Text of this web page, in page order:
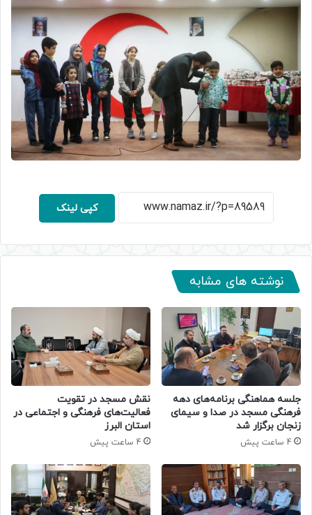
کپی لینک
نوشته های مشابه
جلسه هماهنگی برنامه‌های دهه
فرهنگی مسجد در صدا و سیمای
زنجان برگزار شد
4 ساعت پیش
نقش مسجد در تقویت
فعالیت‌های فرهنگی و اجتماعی در
استان البرز
4 ساعت پیش